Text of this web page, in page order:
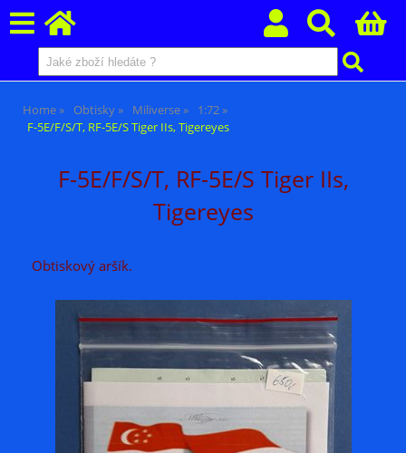
Home Obtisky Miliverse
1:72
F-5E/F/S/T, RF-5E/S Tiger IIs, Tigereyes
F-5E/F/S/T, RF-5E/S Tiger IIs,
Tigereyes
Obtiskový aršík.